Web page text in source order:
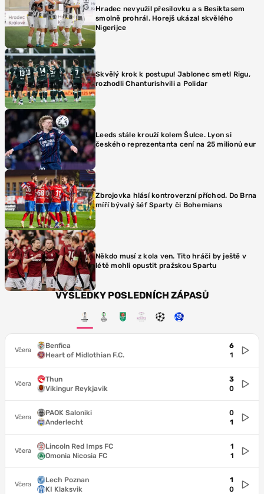
Hradec nevyužil přesilovku a s Besiktasem
smolně prohrál. Horejš ukázal skvělého
Nigerijce
Skvělý krok k postupu! Jablonec smetl Rigu,
rozhodli Chanturishvili a Polidar
Leeds stále krouží kolem Šulce. Lyon si
českého reprezentanta cení na 25 milionů eur
Zbrojovka hlásí kontroverzní příchod. Do Brna
míří bývalý šéf Sparty či Bohemians
Někdo musí z kola ven. Tito hráči by ještě v
létě mohli opustit pražskou Spartu
VÝSLEDKY POSLEDNÍCH ZÁPASŮ
Včera
Benfica
Heart of Midlothian F.C.
6
1
Včera
Thun
Vikingur Reykjavik
3
0
Včera
PAOK Saloniki
Anderlecht
0
1
Včera
Lincoln Red Imps FC
Omonia Nicosia FC
1
1
Včera
Lech Poznan
KI Klaksvik
1
0